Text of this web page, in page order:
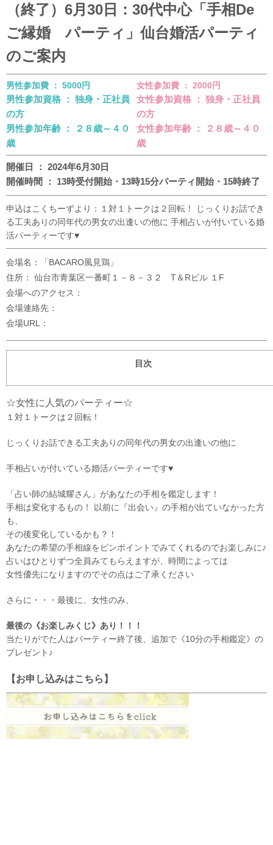
（終了）6月30日：30代中心「手相De
ご縁婚 パーティ」仙台婚活パーティ
のご案内
男性参加費 ： 5000円
男性参加資格 ： 独身・正社員
の方
男性参加年齢 ： ２８歳～４０
歳
女性参加費 ： 2000円
女性参加資格 ： 独身・正社員
の方
女性参加年齢 ： ２８歳～４０
歳
開催日 ： 2024年6月30日
開催時間 ： 13時受付開始・13時15分パーティ開始・15時終了
申込はこくちーずより：１対１トークは２回転！ じっくりお話でき
る工夫ありの同年代の男女の出逢いの他に 手相占いが付いている婚
活パーティーです♥
会場名：「BACARO風見鶏」
住所： 仙台市青葉区一番町１－８－３２ T＆Rビル １F
会場へのアクセス：
会場連絡先：
会場URL：
目次
☆女性に人気のパーティー☆
１対１トークは２回転！
じっくりお話できる工夫ありの同年代の男女の出逢いの他に
手相占いが付いている婚活パーティーです♥
「占い師の結城耀さん」があなたの手相を鑑定します！
手相は変化するもの！ 以前に『出会い』の手相が出ていなかった方
も、
その後変化しているかも？！
あなたの希望の手相線をピンポイントでみてくれるのでお楽しみに♪
占いはひとりずつ全員みてもらえますが、時間によっては
女性優先になりますのでその点はご了承ください
さらに・・・最後に、女性のみ、
最後の《お楽しみくじ》あり！！！
当たりがでた人はパーティー終了後、追加で《10分の手相鑑定》の
プレゼント♪
【お申し込みはこちら】